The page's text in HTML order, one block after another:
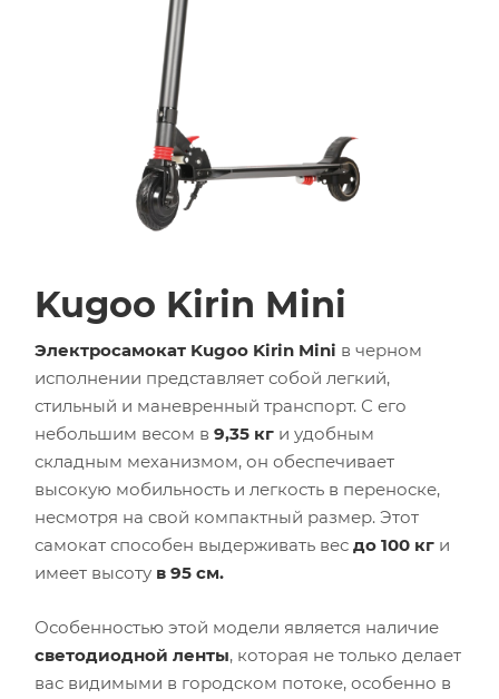
Kugoo Kirin Mini
Электросамокат Kugoo Kirin Mini в черном
исполнении представляет собой легкий,
стильный и маневренный транспорт. С его
небольшим весом в 9,35 кг и удобным
складным механизмом, он обеспечивает
высокую мобильность и легкость в переноске,
несмотря на свой компактный размер. Этот
самокат способен выдерживать вес до 100 кг и
имеет высоту в 95 см.
Особенностью этой модели является наличие
светодиодной ленты, которая не только делает
вас видимыми в городском потоке, особенно в